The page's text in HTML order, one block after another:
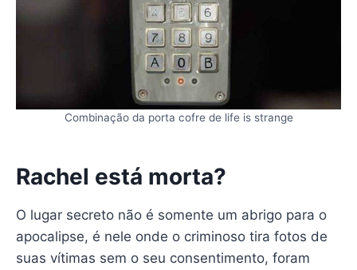
Combinação da porta cofre de life is strange
Rachel está morta?
O lugar secreto não é somente um abrigo para o
apocalipse, é nele onde o criminoso tira fotos de
suas vítimas sem o seu consentimento, foram